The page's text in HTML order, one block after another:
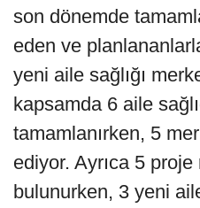
son dönemde
eden ve
yeni aile sağlığı
kapsamda 6 aile
tamamlanırken, 5
ediyor. Ayrıca 5
bulunurken, 3 yeni